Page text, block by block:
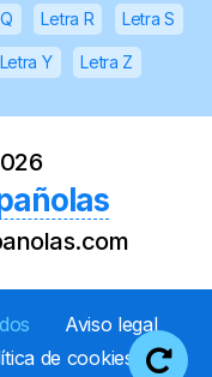
Letra R Letra S
Letra Y Letra Z
Aviso legal
de cookies